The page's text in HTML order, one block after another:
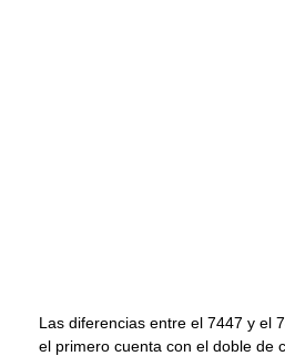
Las diferencias entre el 7447 y el
el primero cuenta con el doble de